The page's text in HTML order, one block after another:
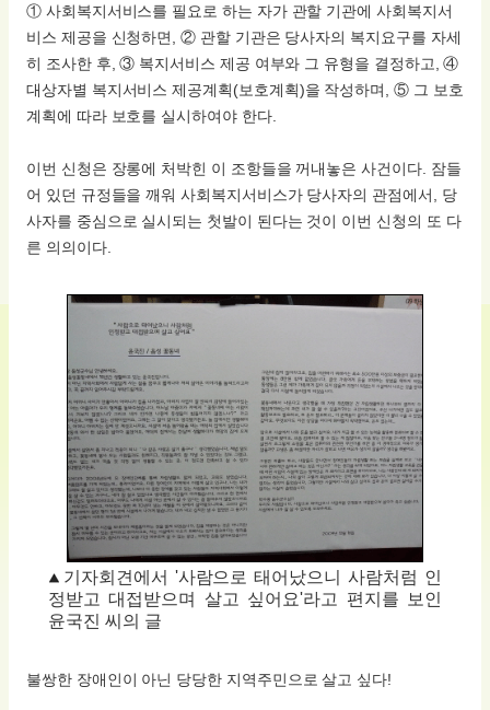
① 사회복지서비스를 필요로 하는 자가 관할 기관에 사회복지서
비스 제공을 신청하면, ② 관할 기관은 당사자의 복지요구를 자세
히 조사한 후, ③ 복지서비스 제공 여부와 그 유형을 결정하고, ④
대상자별 복지서비스 제공계획(보호계획)을 작성하며, ⑤ 그 보호
계획에 따라 보호를 실시하여야 한다.
이번 신청은 장롱에 처박힌 이 조항들을 꺼내놓은 사건이다. 잠들
어 있던 규정들을 깨워 사회복지서비스가 당사자의 관점에서, 당
사자를 중심으로 실시되는 첫발이 된다는 것이 이번 신청의 또 다
른 의의이다.
기자회견에서 '사람으로 태어났으니 사람처럼 인
정받고 대접받으며 살고 싶어요'라고 편지를 보인
윤국진 씨의 글
불쌍한 장애인이 아닌 당당한 지역주민으로 살고 싶다!